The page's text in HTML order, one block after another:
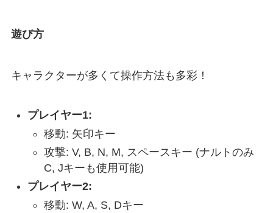
遊び方
キャラクターが多くて操作方法も多彩！
プレイヤー1:
移動: 矢印キー
攻撃: V, B, N, M, スペースキー (ナルトのみ
C, Jキーも使用可能)
プレイヤー2:
移動: W, A, S, Dキー